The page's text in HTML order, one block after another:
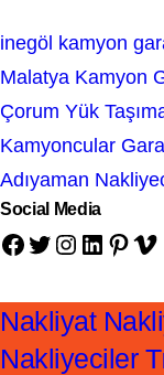
inegöl kamyon
Malatya Kamyon
Çorum Yük
Kamyoncular
Adıyaman
Social Media
Facebook Twitter Instagram LinkedIn Pinterest Vimeo
Nakliyat
Nakliyeciler